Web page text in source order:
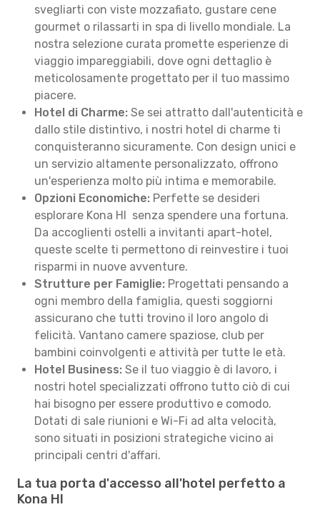
svegliarti con viste mozzafiato, gustare cene
gourmet o rilassarti in spa di livello mondiale. La
nostra selezione curata promette esperienze di
viaggio impareggiabili, dove ogni dettaglio è
meticolosamente progettato per il tuo massimo
piacere.
Hotel di Charme: Se sei attratto dall'autenticità e
dallo stile distintivo, i nostri hotel di charme ti
conquisteranno sicuramente. Con design unici e
un servizio altamente personalizzato, offrono
un'esperienza molto più intima e memorabile.
Opzioni Economiche: Perfette se desideri
esplorare Kona HI senza spendere una fortuna.
Da accoglienti ostelli a invitanti apart-hotel,
queste scelte ti permettono di reinvestire i tuoi
risparmi in nuove avventure.
Strutture per Famiglie: Progettati pensando a
ogni membro della famiglia, questi soggiorni
assicurano che tutti trovino il loro angolo di
felicità. Vantano camere spaziose, club per
bambini coinvolgenti e attività per tutte le età.
Hotel Business: Se il tuo viaggio è di lavoro, i
nostri hotel specializzati offrono tutto ciò di cui
hai bisogno per essere produttivo e comodo.
Dotati di sale riunioni e Wi-Fi ad alta velocità,
sono situati in posizioni strategiche vicino ai
principali centri d'affari.
La tua porta d'accesso all'hotel perfetto a
Kona HI